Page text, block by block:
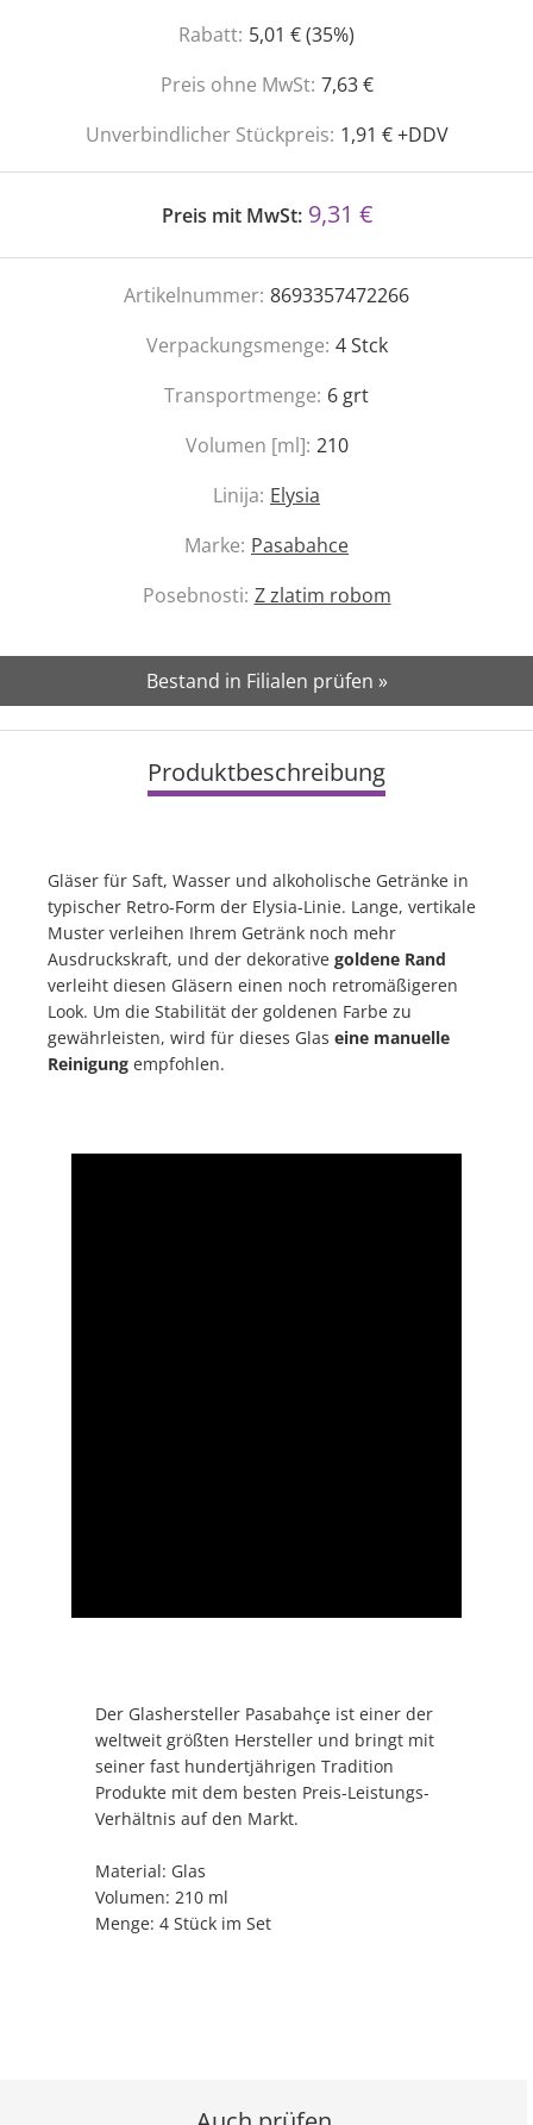
Rabatt: 5,01 € (35%)
Preis ohne MwSt: 7,63 €
Unverbindlicher Stückpreis: 1,91 € +DDV
Preis mit MwSt: 9,31 €
Artikelnummer: 8693357472266
Verpackungsmenge: 4Stck
Transportmenge: 6 grt
Volumen [ml]: 210
Linija: Elysia
Marke: Pasabahce
Posebnosti: Z zlatim robom
Bestand in Filialen prüfen »
Produktbeschreibung
Gläser für Saft, Wasser und alkoholische Getränke in
typischer Retro-Form der Elysia-Linie. Lange, vertikale
Muster verleihen Ihrem Getränk noch mehr
Ausdruckskraft, und der dekorative goldene Rand
verleiht diesen Gläsern einen noch retromäßigeren
Look. Um die Stabilität der goldenen Farbe zu
gewährleisten, wird für dieses Glas eine manuelle
Reinigung empfohlen.
Der Glashersteller Pasabahçe ist einer der
weltweit größten Hersteller und bringt mit
seiner fast hundertjährigen Tradition
Produkte mit dem besten Preis-Leistungs-
Verhältnis auf den Markt.
Material: Glas
Volumen: 210 ml
Menge: 4 Stück im Set